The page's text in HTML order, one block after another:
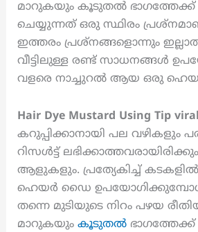
മാറുകയും കൂടുതൽ
ചെയ്യുന്നത് ഒരു സ്ഥിരം
ഇത്തരം പ്രശ്നങ്ങളൊന്നും
വീട്ടിലുള്ള രണ്ട് സാധനങ്ങൾ
വളരെ നാച്ചുറൽ ആയ ഒരു
Hair Dye Mustard Using Tip viral
കറുപ്പിക്കാനായി പല വഴികളും
റിസൾട്ട്
ആളുകളും. പ്രത്യേകിച്ച് കടകളിൽ
ഹെയർ ഡൈ ഉപയോഗിക്കുമ്പോൾ
തന്നെ മുടിയുടെ നിറം പഴയ
മാറുകയും കൂടുതൽ